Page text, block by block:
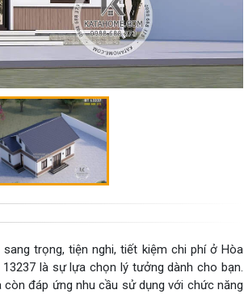
trọng, tiện nghi, tiết kiệm chi phí ở Hòa
là sự lựa chọn lý tưởng dành cho bạn.
đáp ứng nhu cầu sử dụng với chức năng